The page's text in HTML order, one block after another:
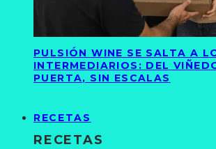
PULSIÓN WINE SE SALTA A
INTERMEDIARIOS: DEL
PUERTA, SIN ESCALAS
RECETAS
RECETAS